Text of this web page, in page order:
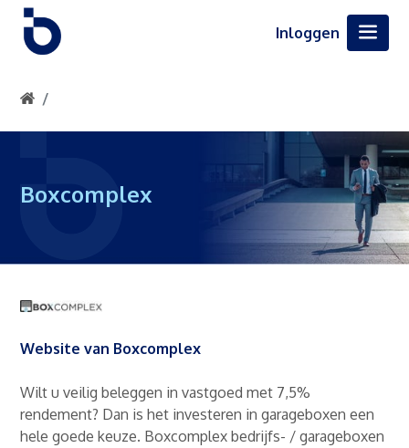
Inloggen
Boxcomplex
Website van Boxcomplex
Wilt u veilig beleggen in vastgoed met 7,5%
rendement? Dan is het investeren in garageboxen een
hele goede keuze. Boxcomplex bedrijfs- / garageboxen